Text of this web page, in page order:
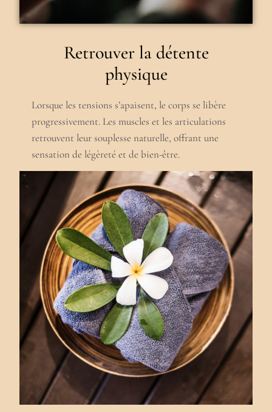
Retrouver la détente
physique
Lorsque les tensions s’apaisent, le corps se libère
progressivement. Les muscles et les articulations
retrouvent leur souplesse naturelle, offrant une
sensation de légèreté et de bien-être.